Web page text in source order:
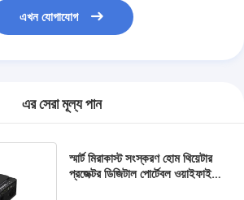
এখন যোগাযোগ
এর সেরা মূল্য পান
স্মার্ট মিরাকাস্ট সংস্করণ হোম থিয়েটার
প্রজেক্টর ডিজিটাল পোর্টেবল ওয়াইফাই